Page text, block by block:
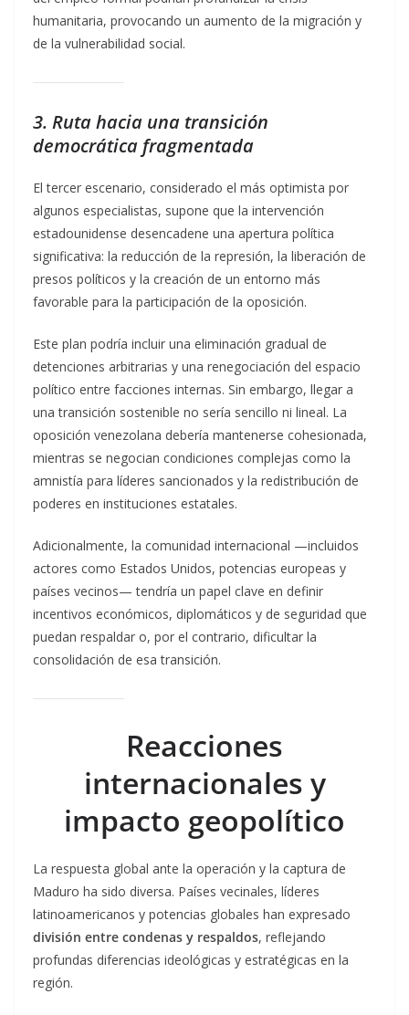
humanitaria, provocando un aumento de la migración y
de la vulnerabilidad social.
3. Ruta hacia una transición
democrática fragmentada
El tercer escenario, considerado el más optimista por
algunos especialistas, supone que la intervención
estadounidense desencadene una apertura política
significativa: la reducción de la represión, la liberación de
presos políticos y la creación de un entorno más
favorable para la participación de la oposición.
Este plan podría incluir una eliminación gradual de
detenciones arbitrarias y una renegociación del espacio
político entre facciones internas. Sin embargo, llegar a
una transición sostenible no sería sencillo ni lineal. La
oposición venezolana debería mantenerse cohesionada,
mientras se negocian condiciones complejas como la
amnistía para líderes sancionados y la redistribución de
poderes en instituciones estatales.
Adicionalmente, la comunidad internacional —incluidos
actores como Estados Unidos, potencias europeas y
países vecinos— tendría un papel clave en definir
incentivos económicos, diplomáticos y de seguridad que
puedan respaldar o, por el contrario, dificultar la
consolidación de esa transición.
Reacciones
internacionales y
impacto geopolítico
La respuesta global ante la operación y la captura de
Maduro ha sido diversa. Países vecinales, líderes
latinoamericanos y potencias globales han expresado
división entre condenas y respaldos, reflejando
profundas diferencias ideológicas y estratégicas en la
región.